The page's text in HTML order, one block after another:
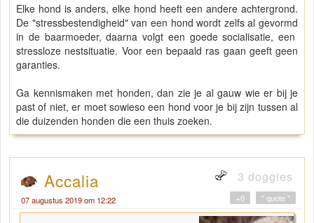
Elke hond is anders, elke hond heeft een andere achtergrond.
De "stressbestendigheid" van een hond wordt zelfs al gevormd
in de baarmoeder, daarna volgt een goede socialisatie, een
stressloze nestsituatie. Voor een bepaald ras gaan geeft geen
garanties.
Ga kennismaken met honden, dan zie je al gauw wie er bij je
past of niet, er moet sowieso een hond voor je bij zijn tussen al
die duizenden honden die een thuis zoeken.
Accalia 3 doggies
07 augustus 2019 om 12:22 " quote "
+0